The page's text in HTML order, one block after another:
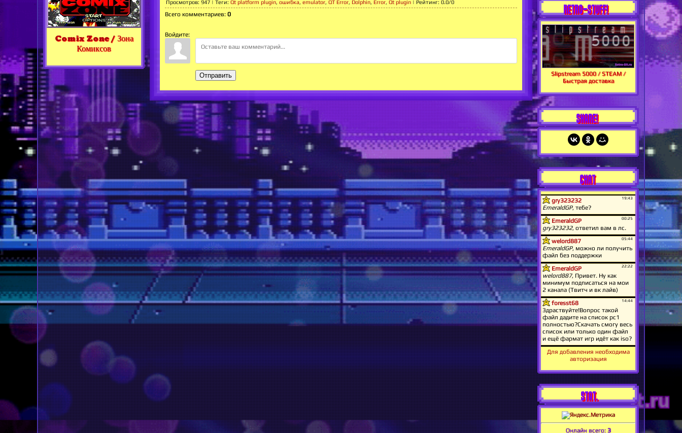
Comix Zone / Зона
Комиксов
Просмотров: 947 | Теги: Qt platform plugin, ошибка, emulator, QT Error, Dolphin, Error, Qt plugin | Рейтинг: 0.0/0
Всего комментариев: 0
Войдите:
Отправить
RETRO-STUFF!
Slipstream 5000 / STEAM /
Быстрая доставка
SHARE!
CHAT
Для добавления необходима
авторизация
STAT.
Онлайн всего: 3